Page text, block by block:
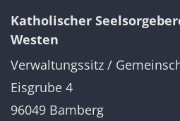
Katholischer
Westen
Verwaltungssitz /
Eisgrube 4
96049 Bamberg